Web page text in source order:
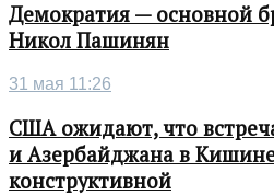
Демократия — основной
Никол Пашинян
31 мая 11:26
США ожидают, что
и Азербайджана в
конструктивной